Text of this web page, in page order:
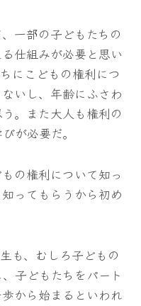
一部の子どもたちの
仕組みが必要と思い
にこどもの権利につ
いし、年齢にふさわ
。また大人も権利の
が必要だ。
の権利について知っ
ってもらうから初め
も、むしろ子どもの
子どもたちをパート
から始まるといわれ